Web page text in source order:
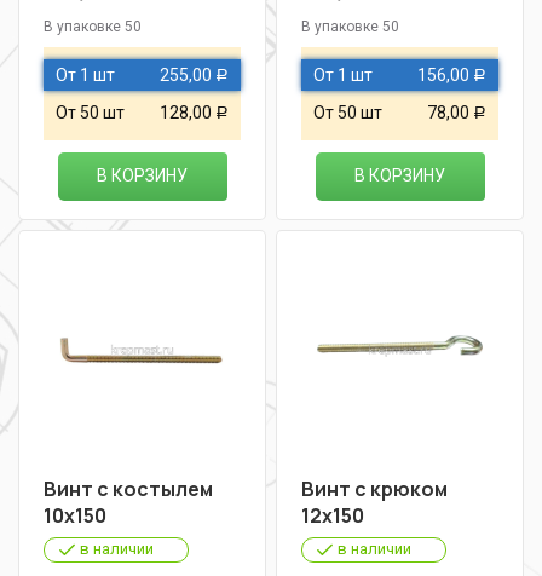
В упаковке 50
От 1 шт 255,00 Р
От 50 шт 128,00 Р
В КОРЗИНУ
В упаковке 50
От 1 шт 156,00 Р
От 50 шт 78,00 Р
В КОРЗИНУ
Винт с костылем
10х150
в наличии
Винт с крюком
12х150
в наличии